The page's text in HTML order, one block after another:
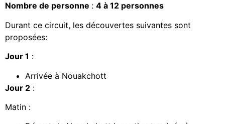
Nombre de personne : 4 à 12 personnes
Durant ce circuit, les découvertes suivantes sont
proposées:
Jour 1 :
Arrivée à Nouakchott
Jour 2 :
Matin :